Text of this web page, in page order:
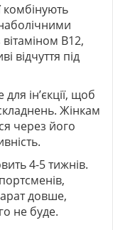
комбінують
В12,
відчуття під
ін’єкції, щоб
Жінкам
через його
4-5 тижнів.
довше,
не буде.